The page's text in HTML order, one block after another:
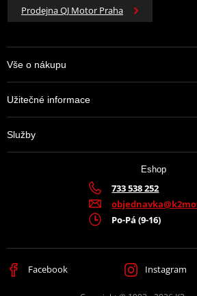
Prodejna QJ Motor Praha
Vše o nákupu
Užitečné informace
Služby
Eshop
733 538 252
Po-Pá (9-16)
Facebook Instagram